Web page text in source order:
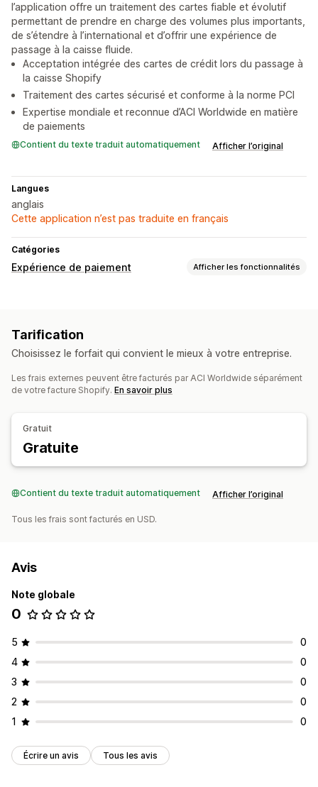
l’application offre un traitement des cartes fiable et évolutif
permettant de prendre en charge des volumes plus importants,
de s’étendre à l’international et d’offrir une expérience de
passage à la caisse fluide.
Acceptation intégrée des cartes de crédit lors du passage à
la caisse Shopify
Traitement des cartes sécurisé et conforme à la norme PCI
Expertise mondiale et reconnue d’ACI Worldwide en matière
de paiements
Contient du texte traduit automatiquement Afficher l’original
Langues
anglais
Cette application n’est pas traduite en français
Catégories
Expérience de paiement Afficher les fonctionnalités
Tarification
Choisissez le forfait qui convient le mieux à votre entreprise.
Les frais externes peuvent être facturés par ACI Worldwide séparément
de votre facture Shopify. En savoir plus
Gratuit
Gratuite
Contient du texte traduit automatiquement Afficher l’original
Tous les frais sont facturés en USD.
Avis
Note globale
0
5
0
4
0
3
0
2
0
1
0
Écrire un avis Tous les avis